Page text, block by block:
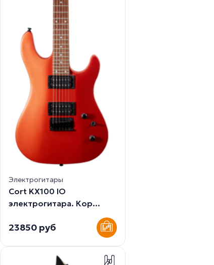
Электрогитары
Cort KX100 IO
электрогитара. Кор...
23850 руб